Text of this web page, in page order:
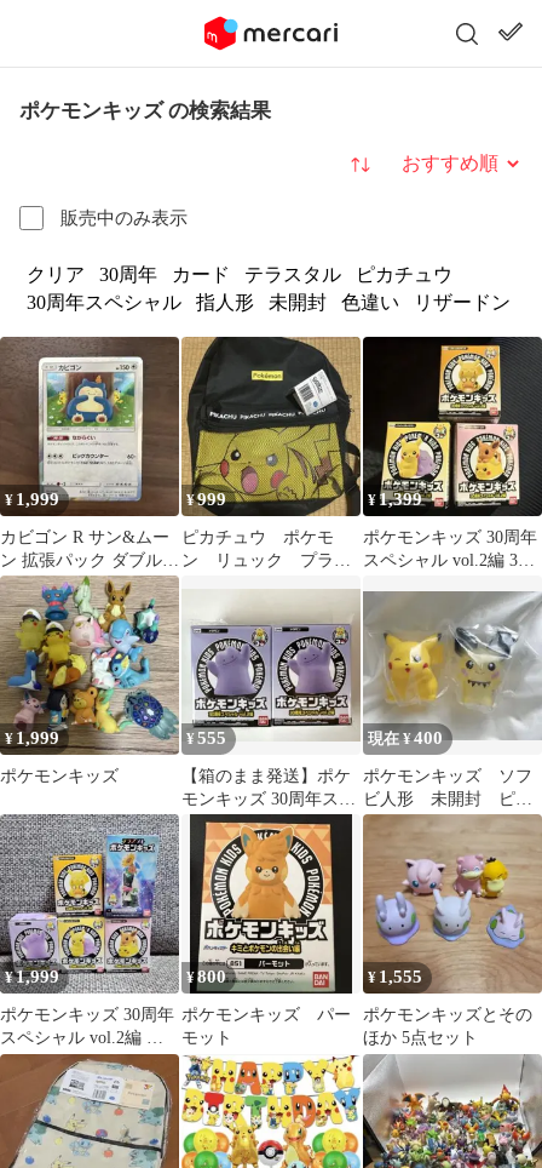
ポケモンキッズ の検索結果
販売中のみ表示
並び替え
クリア 30周年 カード テラスタル
ピカチュウ
30周年スペシャル
指人形 未開封 色違い リザードン
¥ 1,999
カビゴン R サン&ムー
ン 拡張パック ダブルブ
レイズ キラ 076/095
¥999
ピカチュウ ポケモ
ン リュック プライ
¥ 1,399
ポケモンキッズ 30周年
スペシャル vol.2編 3種
¥ 1,999
ポケモンキッズ
¥555
【箱のまま発送】ポケ
モンキッズ 30周年スペ
シャル vol.2 メタモ
ン ２個
現在 ¥400
ポケモンキッズ ソフ
ビ人形 未開封 ピカ
チュウ ギザみみピチ
¥1,999
ポケモンキッズ 30周年
スペシャル vol.2編 ピ
カチュウ メタモン イー
¥800
ポケモンキッズ パー
モット
¥ 1,555
ポケモンキッズとその
ほか 5点セット